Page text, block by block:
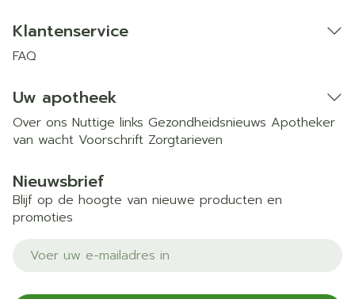
Klantenservice
FAQ
Uw apotheek
Over ons Nuttige links Gezondheidsnieuws Apotheker
van wacht Voorschrift Zorgtarieven
Nieuwsbrief
Blijf op de hoogte van nieuwe producten en
promoties
E-mail adres